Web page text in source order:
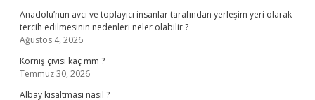
Anadolu’nun avcı ve toplayıcı insanlar tarafından yerleşim yeri olarak
tercih edilmesinin nedenleri neler olabilir ?
Ağustos 4, 2026
Korniş çivisi kaç mm ?
Temmuz 30, 2026
Albay kısaltması nasıl ?